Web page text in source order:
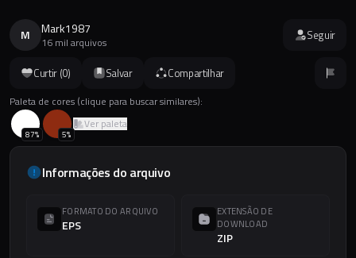
Curtir (0) Salvar Compartilhar
Paleta de cores (clique para buscar similares):
87% 5%
Ver paleta
Informações do arquivo
FORMATO DO ARQUIVO
EPS
EXTENSÃO DE
DOWNLOAD
ZIP
M Mark1987
16 mil arquivos Seguir